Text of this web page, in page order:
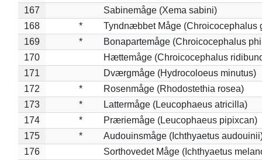
167
Sabinemåge (Xema sabini)
168
*
Tyndnæbbet Måge (Chroicocephalus
169
*
Bonapartemåge (Chroicocephalus
170
Hættemåge (Chroicocephalus
171
Dværgmåge (Hydrocoloeus minutus)
172
*
Rosenmåge (Rhodostethia rosea)
173
*
Lattermåge (Leucophaeus atricilla)
174
*
Præriemåge (Leucophaeus pipixcan)
175
*
Audouinsmåge (Ichthyaetus
176
Sorthovedet Måge (Ichthyaetus